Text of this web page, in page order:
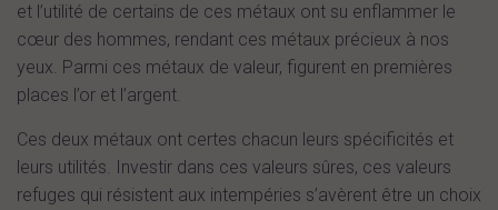
et l’utilité de certains de ces métaux ont su enflammer le
cœur des hommes, rendant ces métaux précieux à nos
yeux. Parmi ces métaux de valeur, figurent en premières
places l’or et l’argent.
Ces deux métaux ont certes chacun leurs spécificités et
leurs utilités. Investir dans ces valeurs sûres, ces valeurs
refuges qui résistent aux intempéries s’avèrent être un choix